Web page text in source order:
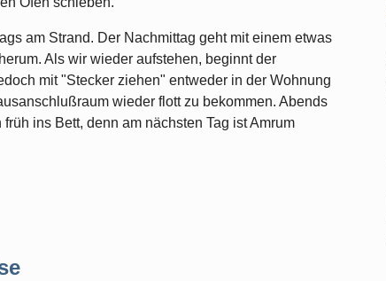
am Strand. Der Nachmittag geht mit einem etwas
Als wir wieder aufstehen, beginnt der
mit "Stecker ziehen" entweder in der Wohnung
wieder flott zu bekommen. Abends
ins Bett, denn am nächsten Tag ist Amrum